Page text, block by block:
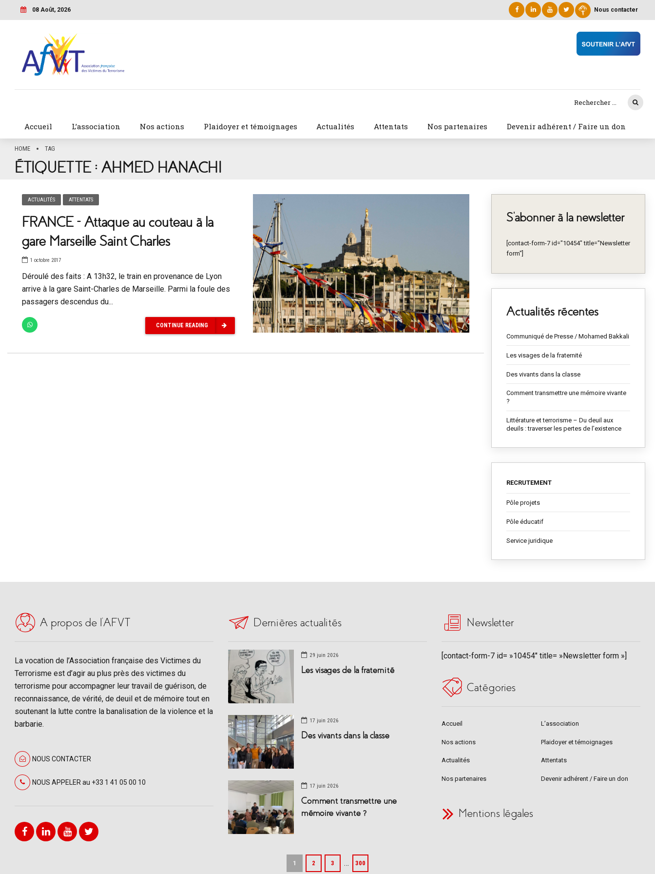
08 Août, 2026 Nous contacter
Accueil L’association Nos actions Plaidoyer et témoignages Actualités Attentats Nos partenaires Devenir adhérent / Faire un don
HOME TAG
ÉTIQUETTE : AHMED HANACHI
ACTUALITÉS ATTENTATS
FRANCE – Attaque au couteau à la
gare Marseille Saint Charles
1 octobre 2017
Déroulé des faits : A 13h32, le train en provenance de Lyon
arrive à la gare Saint-Charles de Marseille. Parmi la foule des
passagers descendus du...
CONTINUE READING
S’abonner à la newsletter
[contact-form-7 id="10454" title="Newsletter
form"]
Actualités récentes
Communiqué de Presse / Mohamed Bakkali
Les visages de la fraternité
Des vivants dans la classe
Comment transmettre une mémoire vivante
?
Littérature et terrorisme – Du deuil aux
deuils : traverser les pertes de l’existence
RECRUTEMENT
Pôle projets
Pôle éducatif
Service juridique
A propos de l’AFVT
La vocation de l’Association française des Victimes du
Terrorisme est d’agir au plus près des victimes du
terrorisme pour accompagner leur travail de guérison, de
reconnaissance, de vérité, de deuil et de mémoire tout en
soutenant la lutte contre la banalisation de la violence et la
barbarie.
NOUS CONTACTER
NOUS APPELER au +33 1 41 05 00 10
Dernières actualités
29 juin 2026
Les visages de la fraternité
17 juin 2026
Des vivants dans la classe
17 juin 2026
Comment transmettre une
mémoire vivante ?
1 2 3 … 300
Newsletter
[contact-form-7 id= »10454″ title= »Newsletter form »]
Catégories
Accueil L’association
Nos actions Plaidoyer et témoignages
Actualités Attentats
Nos partenaires Devenir adhérent / Faire un don
Mentions légales